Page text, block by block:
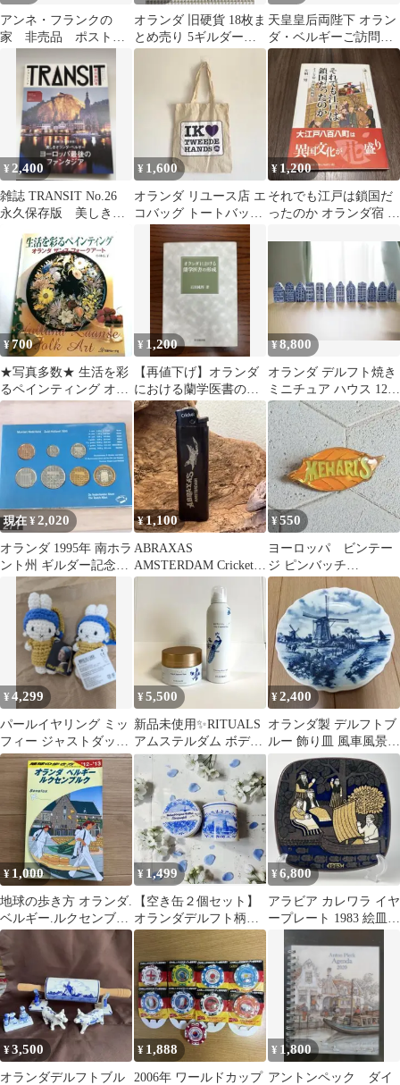
アンネ・フランクの
家 非売品 ポストカ
オランダ 旧硬貨 18枚ま
とめ売り 5ギルダー・
ジュリアナ女王/ベアト
リクス女王
天皇皇后両陛下 オラン
ダ・ベルギーご訪問
新聞記事
¥ 2,400
雑誌 TRANSIT No.26
永久保存版 美しきオ
¥ 1,600
オランダ リユース店 エ
コバッグ トートバッグ
コットン ユーロ古着
¥ 1,200
それでも江戸は鎖国だ
ったのか オランダ宿 日
¥700
★写真多数★ 生活を彩
るペインティング オラ
ンダザンスフォークア
ート
¥ 1,200
【再値下げ】オランダ
における蘭学医書の形
成
¥8,800
オランダ デルフト焼き
ミニチュア ハウス 12個
セット 陶器製 1〜12刻
印
現在 ¥2,020
オランダ 1995年 南ホラ
ント州 ギルダー記念コ
インセット 7枚組 未使
用品
¥1,100
ABRAXAS
AMSTERDAM Cricket
約20年前 使い捨てライ
¥550
ヨーロッパ ビンテー
ジ ピンバッチ
✤527 リーフ
¥4,299
パールイヤリング ミッ
フィー ジャストダッチ
あみぐるみ 真珠の耳飾
りの少女
¥5,500
新品未使用✨️RITUALS
アムステルダム ボデ
ィ、スクラブセット
¥2,400
オランダ製 デルフトブ
ルー 飾り皿 風車風景
壁掛けプレート
¥ 1,000
地球の歩き方 オランダ.
ベルギー.ルクセンブル
ク 2012-2013年版
¥ 1,499
【空き缶２個セット】
オランダデルフト柄ス
トループワッフル(缶の
¥6,800
アラビア カレワラ イヤ
ープレート 1983 絵皿
¥3,500
オランダデルフトブル
¥ 1,888
2006年 ワールドカップ
¥ 1,800
アントンペック ダイ